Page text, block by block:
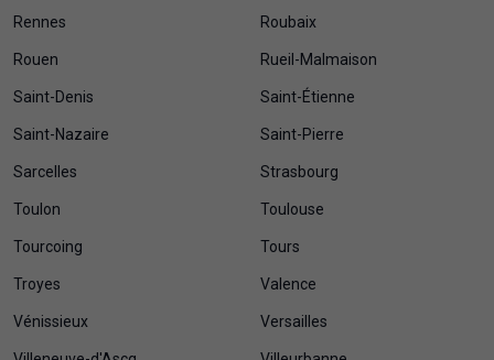
Rennes Roubaix
Rouen Rueil-Malmaison
Saint-Denis Saint-Étienne
Saint-Nazaire Saint-Pierre
Sarcelles Strasbourg
Toulon Toulouse
Tourcoing Tours
Troyes Valence
Vénissieux Versailles